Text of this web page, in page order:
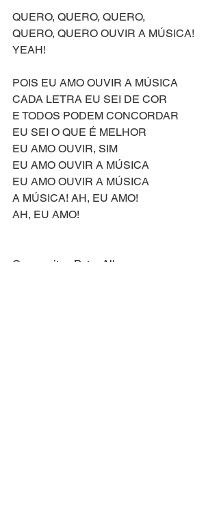
QUERO, QUERO, QUERO,
QUERO, QUERO OUVIR A MÚSICA!
YEAH!
POIS EU AMO OUVIR A MÚSICA
CADA LETRA EU SEI DE COR
E TODOS PODEM CONCORDAR
EU SEI O QUE É MELHOR
EU AMO OUVIR, SIM
EU AMO OUVIR A MÚSICA
EU AMO OUVIR A MÚSICA
A MÚSICA! AH, EU AMO!
AH, EU AMO!
Compositor: Peter Allen